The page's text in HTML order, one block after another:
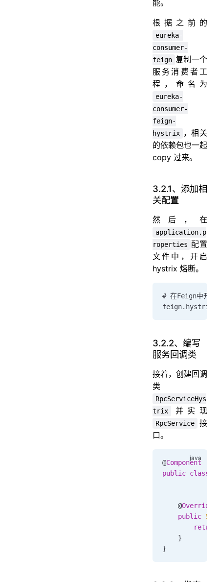
能。
根据之前的
eureka-
consumer-
feign 复制一个
服务消费者工
程，命名为
eureka-
consumer-
feign-
hystrix ，相关
的依赖包也一起
copy 过来。
3.2.1、添加相
关配置
然后，在
application.p
roperties 配置
文件中，开启
hystrix 熔断。
# 在Feign中开
3.2.2、编写
服务回调类
接着，创建回调
类
RpcServiceHys
trix
并实现
RpcService
接
口。
@Component
public class
    @
Override
    public
        return
    }
}